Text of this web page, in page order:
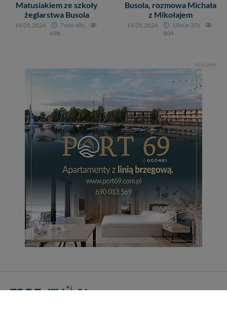
Matusiakiem ze szkoły
żeglarstwa Busola
14.05.2026
7min 48s
698
Busola, rozmowa Michała
z Mikołajem
14.05.2026
19min 37s
804
REKLAMA
zrobić za Ciebie.
Dziękujemy, i życzmy miłego odkrywania Mazur na